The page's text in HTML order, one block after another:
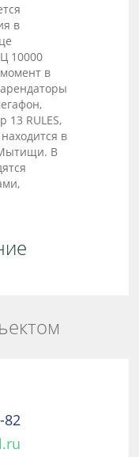
в
10000
в
13 RULES,
в
Мытищи. В
82